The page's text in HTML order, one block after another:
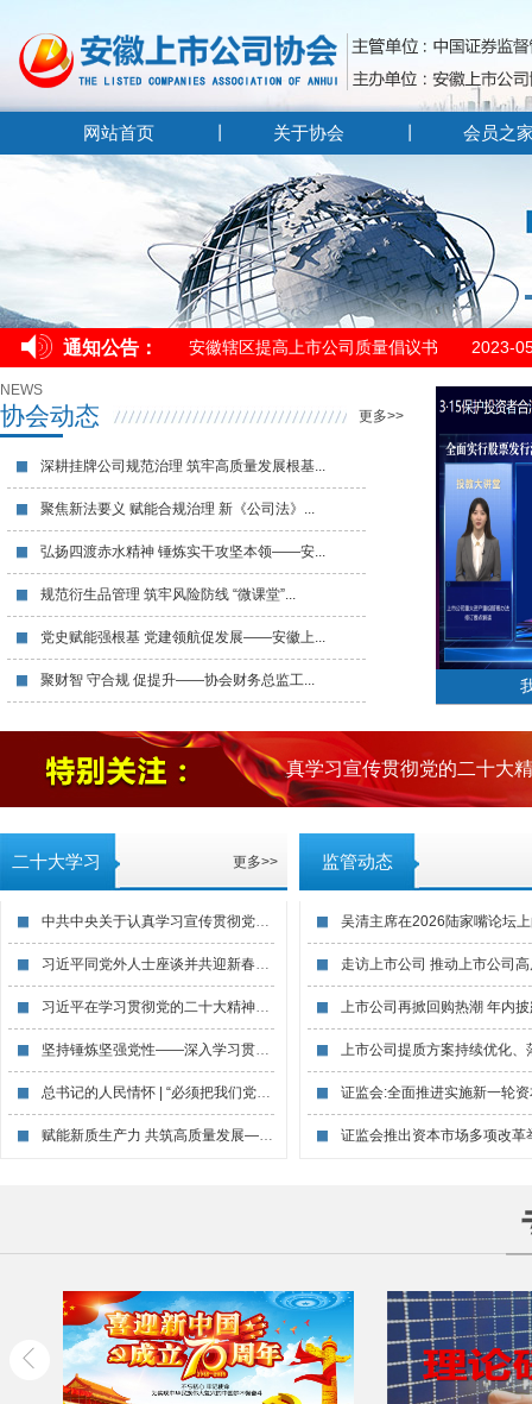
网站首页 关于协会 会员之
通知公告：
安徽辖区提高上市公司​质量倡议书​ 2023-
安徽辖区提高上市公司​质量倡议书​ 2023-
安徽辖区提高上市公司​质量倡议书​ 2023-
NEWS
协会动态 更多>>
深耕挂牌公司规范治理 筑牢高质量发展根基...
聚焦新法要义 赋能合规治理 新《公司法》...
弘扬四渡赤水精神 锤炼实干攻坚本领——安...
规范衍生品管理 筑牢风险防线 “微课堂”...
党史赋能强根基 党建领航促发展——安徽上...
聚财智 守合规 促提升——协会财务总监工...
中共中央关于认真学习宣传贯彻党的二十大
二十大学习 更多>>
中共中央关于认真学习宣传贯彻党的二十大精...
习近平同党外人士座谈并共迎新春时强调 以...
习近平在学习贯彻党的二十大精神研讨班开班...
坚持锤炼坚强党性——深入学习贯彻习近平党...
总书记的人民情怀 | “必须把我们党建设...
赋能新质生产力 共筑高质量发展——宋志平...
监管动态
证监会推出资本市场多项改革